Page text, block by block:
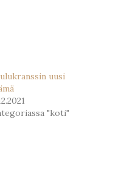
uusi
"koti"